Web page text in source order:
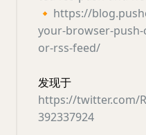
🔸 https://
your-browser-
or-rss-feed/
发现于
https://twitter.com/
392337924